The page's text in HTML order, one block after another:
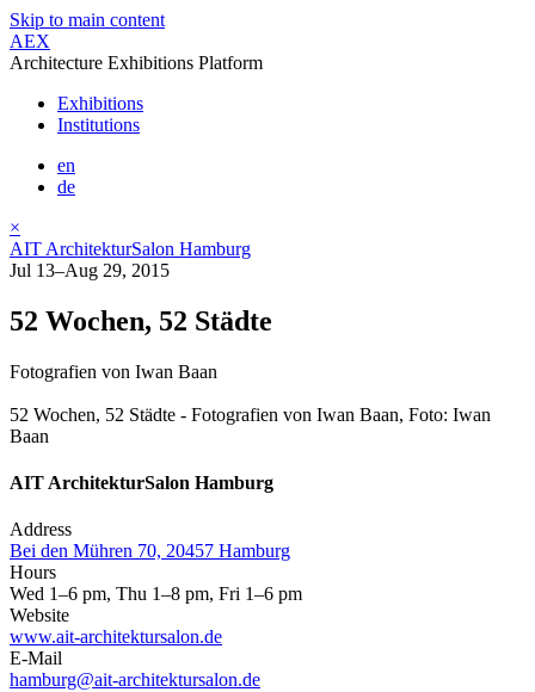
Skip to main content
AEX
Architecture Exhibitions Platform
Exhibitions
Institutions
en
de
×
AIT ArchitekturSalon Hamburg
Jul 13–Aug 29, 2015
52 Wochen, 52 Städte
Fotografien von Iwan Baan
52 Wochen, 52 Städte - Fotografien von Iwan Baan, Foto: Iwan
Baan
AIT ArchitekturSalon Hamburg
Address
Bei den Mühren 70, 20457 Hamburg
Hours
Wed 1–6 pm, Thu 1–8 pm, Fri 1–6 pm
Website
www.ait-architektursalon.de
E-Mail
hamburg@ait-architektursalon.de